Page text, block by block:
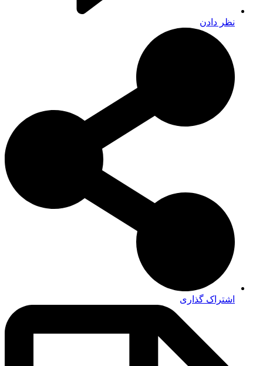
نظر دادن
اشتراک گذاری